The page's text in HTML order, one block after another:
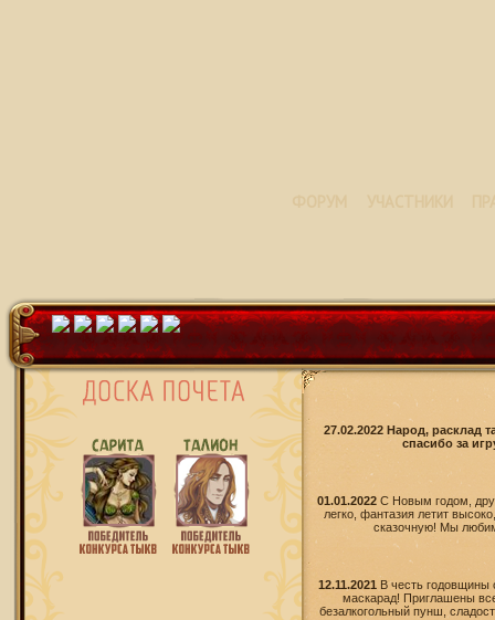
27.02.2022 Народ, расклад
спасибо за
01.01.2022 С Новым годом,
легко, фантазия летит
сказочную! Мы
12.11.2021
В честь годовщины
маскарад! Приглашены
безалкогольный пунш,